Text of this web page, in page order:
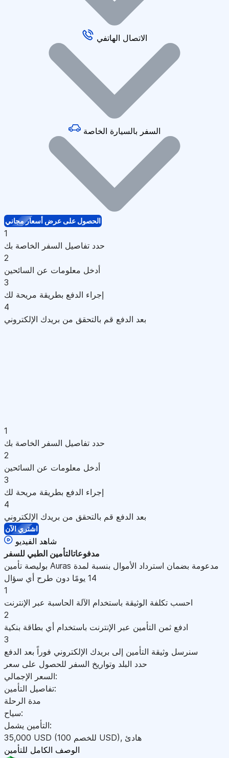
الاتصال الهاتفي
السفر بالسيارة الخاصة
الحصول على عرض أسعار مجاني
1
حدد تفاصيل السفر الخاصة بك
2
أدخل معلومات عن السائحين
3
إجراء الدفع بطريقة مريحة لك
4
بعد الدفع قم بالتحقق من بريدك الإلكتروني
1
حدد تفاصيل السفر الخاصة بك
2
أدخل معلومات عن السائحين
3
إجراء الدفع بطريقة مريحة لك
4
بعد الدفع قم بالتحقق من بريدك الإلكتروني
اشتري الآن
شاهد الفيديو
مدفوعاتالتأمين الطبي للسفر
بوليصة تأمين Auras مدعومة بضمان استرداد الأموال بنسبة لمدة
14 يومًا دون طرح أي سؤال
1
احسب تكلفة الوثيقة باستخدام الآلة الحاسبة عبر الإنترنت
2
ادفع ثمن التأمين عبر الإنترنت باستخدام أي بطاقة بنكية
3
سنرسل وثيقة التأمين إلى بريدك الإلكتروني فوراً بعد الدفع
حدد البلد وتواريخ السفر للحصول على سعر
السعر الإجمالي:
تفاصيل التأمين:
مدة الرحلة
سياح:
التأمين يشمل:
35,000 USD USD), هادئ
الوصف الكامل للتأمين